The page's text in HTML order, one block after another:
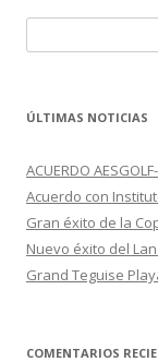
ÚLTIMAS NOTICIAS
ACUERDO
Acuerdo con
Gran éxito de la
Nuevo éxito del
Grand Teguise
COMENTARIOS